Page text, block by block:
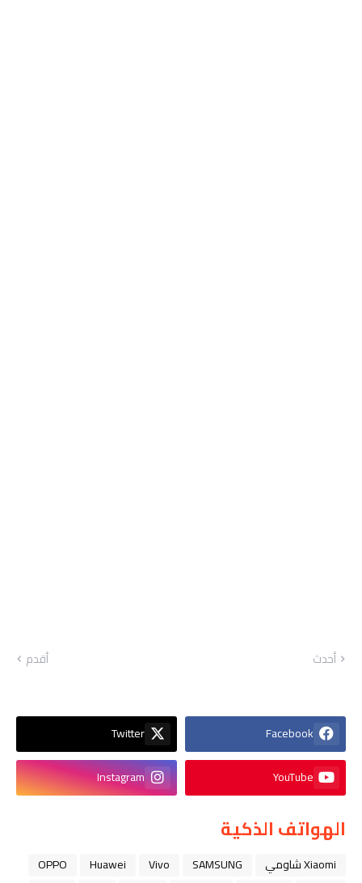
أحدث أقدم
Facebook
Twitter
YouTube
Instagram
الهواتف الذكية
Xiaomi شاومي SAMSUNG
Vivo
Huawei
OPPO